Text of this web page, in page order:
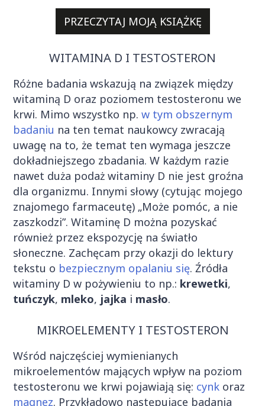
PRZECZYTAJ MOJĄ KSIĄŻKĘ
WITAMINA D I TESTOSTERON
Różne badania wskazują na związek między
witaminą D oraz poziomem testosteronu we
krwi. Mimo wszystko np.w tym obszernym
badaniu na ten temat naukowcy zwracają
uwagę na to, że temat ten wymaga jeszcze
dokładniejszego zbadania. W każdym razie
nawet duża podaż witaminy D nie jest groźna
dla organizmu. Innymi słowy (cytując mojego
znajomego farmaceutę) „Może pomóc, a nie
zaszkodzi”. Witaminę D można pozyskać
również przez ekspozycję na światło
słoneczne. Zachęcam przy okazji do lektury
tekstu o bezpiecznym opalaniu się. Źródła
witaminy D w pożywieniu to np.: krewetki,
tuńczyk, mleko, jajka i masło.
MIKROELEMENTY I TESTOSTERON
Wśród najczęściej wymienianych
mikroelementów mających wpływ na poziom
testosteronu we krwi pojawiają się: cynk oraz
magnez. Przykładowo następujące badania